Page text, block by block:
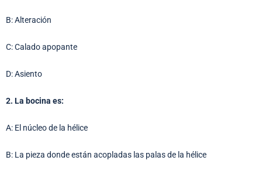
B: Alteración
C: Calado apopante
D: Asiento
2. La bocina es:
A: El núcleo de la hélice
B: La pieza donde están acopladas las palas de la hélice